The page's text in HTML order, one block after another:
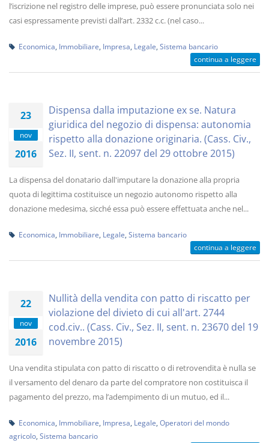
l’iscrizione nel registro delle imprese, può essere pronunciata solo nei
casi espressamente previsti dall’art. 2332 c.c. (nel caso...
Economica Immobiliare Impresa Legale Sistema bancario
continua a leggere
23
nov
2016
Dispensa dalla imputazione ex se. Natura
giuridica del negozio di dispensa: autonomia
rispetto alla donazione originaria. (Cass. Civ.,
Sez. II, sent. n. 22097 del 29 ottobre 2015)
La dispensa del donatario dall'imputare la donazione alla propria
quota di legittima costituisce un negozio autonomo rispetto alla
donazione medesima, sicché essa può essere effettuata anche nel...
Economica Immobiliare Legale Sistema bancario
continua a leggere
22
nov
2016
Nullità della vendita con patto di riscatto per
violazione del divieto di cui all'art. 2744
cod.civ.. (Cass. Civ., Sez. II, sent. n. 23670 del 19
novembre 2015)
Una vendita stipulata con patto di riscatto o di retrovendita è nulla se
il versamento del denaro da parte del compratore non costituisca il
pagamento del prezzo, ma l’adempimento di un mutuo, ed il...
Economica Immobiliare Impresa Legale Operatori del mondo
agricolo Sistema bancario